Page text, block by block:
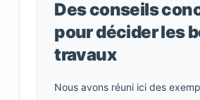
Des conseils
pour décider les
travaux
Nous avons réuni ici des